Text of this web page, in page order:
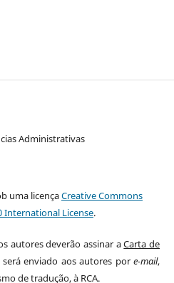
Administrativas
uma licençaCreative Commons
License.
autores deverão assinar aCarta de
enviado aos autores pore-mail,
de tradução, à RCA.